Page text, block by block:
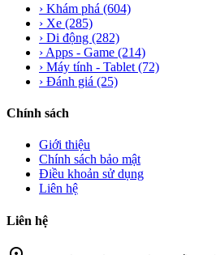
› Khám phá (604)
› Xe (285)
› Di động (282)
› Apps - Game (214)
› Máy tính - Tablet (72)
› Đánh giá (25)
Chính sách
Giới thiệu
Chính sách bảo mật
Điều khoản sử dụng
Liên hệ
Liên hệ